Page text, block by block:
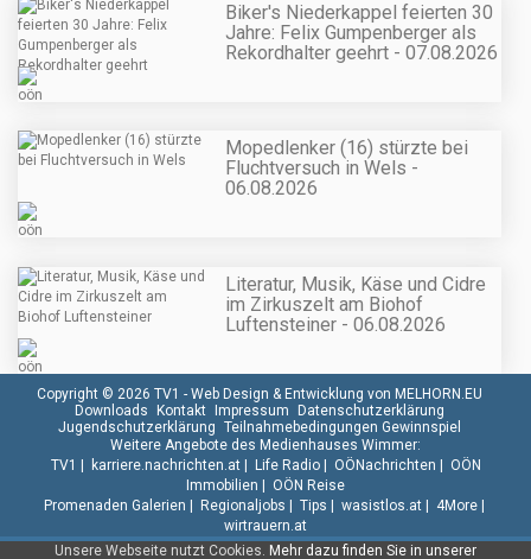
Biker's Niederkappel feierten 30
Jahre: Felix Gumpenberger als
Rekordhalter geehrt - 07.08.2026
Mopedlenker (16) stürzte bei
Fluchtversuch in Wels -
06.08.2026
Literatur, Musik, Käse und Cidre
im Zirkuszelt am Biohof
Luftensteiner - 06.08.2026
Unsere Webseite nutzt Cookies. Mehr dazu finden Sie in unserer
Copyright © 2026 TV1 - Web Design & Entwicklung von MELHORN.EU
Downloads Kontakt Impressum Datenschutzerklärung
Jugendschutzerklärung Teilnahmebedingungen Gewinnspiel
Weitere Angebote des Medienhauses Wimmer:
TV1 | karriere.nachrichten.at| Life Radio| OÖNachrichten | OÖN
Immobilien | OÖN Reise
Promenaden Galerien | Regionaljobs | Tips | wasistlos.at| 4More|
wirtrauern.at